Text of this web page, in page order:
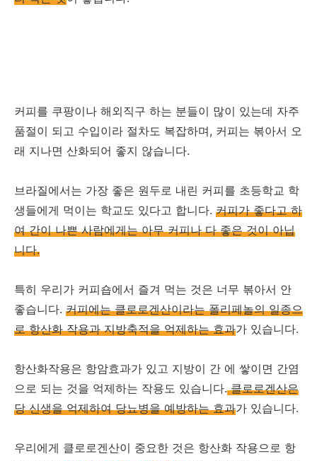
커피를 쿠팡이나 해외직구 하는 분들이 많이 있는데 자주
품절이 되고 수입이라 절차도 복잡하며, 커피는 볶아서 오
래 지나면 산화되어 좋지 않습니다.
브라질에서는 가장 좋은 원두로 내린 커피를 초등학교 학
생들에게 먹이는 학교도 있다고 합니다. 커피가 좋다고 하
여 간이 나쁜 사람에게는 아무 커피나 다 좋은 것이 아닙
니다.
특히 우리가 커피숍에서 즐겨 먹는 것은 너무 볶아서 안
좋습니다. 커피에는 클로로겐산이라는 폴리페놀의 일종으
로 항산화 작용과 지방축적을 억제하는 효과가 있습니다.
항산화작용은 항암효과가 있고 지방이 간 에 쌓이면 간염
으로 되는 것을 억제하는 작용도 있습니다.클로로겐산은
당 신생을 억제하여 당뇨병을 예방하는 효과가 있습니다.
우리에게 클로로겐산이 중요한 것은 항산화 작용으로 항